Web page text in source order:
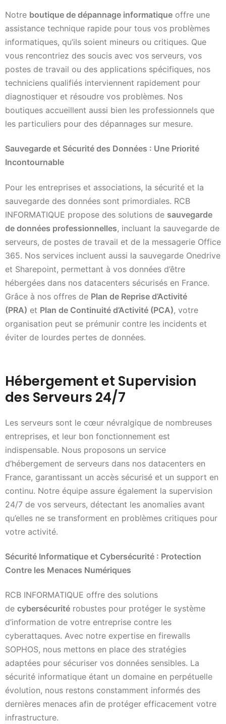
Notre boutique de dépannage informatique offre une
assistance technique rapide pour tous vos problèmes
informatiques, qu’ils soient mineurs ou critiques. Que
vous rencontriez des soucis avec vos serveurs, vos
postes de travail ou des applications spécifiques, nos
techniciens qualifiés interviennent rapidement pour
diagnostiquer et résoudre vos problèmes. Nos
boutiques accueillent aussi bien les professionnels que
les particuliers pour des dépannages sur mesure.
Sauvegarde et Sécurité des Données : Une Priorité
Incontournable
Pour les entreprises et associations, la sécurité et la
sauvegarde des données sont primordiales. RCB
INFORMATIQUE propose des solutions de sauvegarde
de données professionnelles, incluant la sauvegarde de
serveurs, de postes de travail et de la messagerie Office
365. Nos services incluent aussi la sauvegarde Onedrive
et Sharepoint, permettant à vos données d’être
hébergées dans nos datacenters sécurisés en France.
Grâce à nos offres de Plan de Reprise d’Activité
(PRA) et Plan de Continuité d’Activité (PCA), votre
organisation peut se prémunir contre les incidents et
éviter de lourdes pertes de données.
Hébergement et Supervision
des Serveurs 24/7
Les serveurs sont le cœur névralgique de nombreuses
entreprises, et leur bon fonctionnement est
indispensable. Nous proposons un service
d’hébergement de serveurs dans nos datacenters en
France, garantissant un accès sécurisé et un support en
continu. Notre équipe assure également la supervision
24/7 de vos serveurs, détectant les anomalies avant
qu’elles ne se transforment en problèmes critiques pour
votre activité.
Sécurité Informatique et Cybersécurité : Protection
Contre les Menaces Numériques
RCB INFORMATIQUE offre des solutions
de cybersécurité robustes pour protéger le système
d’information de votre entreprise contre les
cyberattaques. Avec notre expertise en firewalls
SOPHOS, nous mettons en place des stratégies
adaptées pour sécuriser vos données sensibles. La
sécurité informatique étant un domaine en perpétuelle
évolution, nous restons constamment informés des
dernières menaces afin de protéger efficacement votre
infrastructure.